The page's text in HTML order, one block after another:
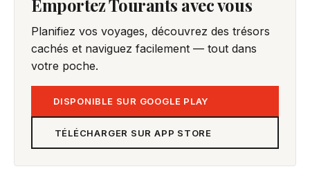
Emportez Tourants avec vous
Planifiez vos voyages, découvrez des trésors
cachés et naviguez facilement — tout dans
votre poche.
DISPONIBLE SUR GOOGLE PLAY
TÉLÉCHARGER SUR APP STORE